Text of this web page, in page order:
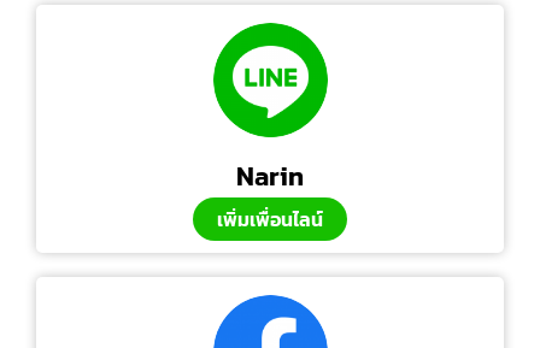
Narin
เพิ่มเพื่อนไลน์